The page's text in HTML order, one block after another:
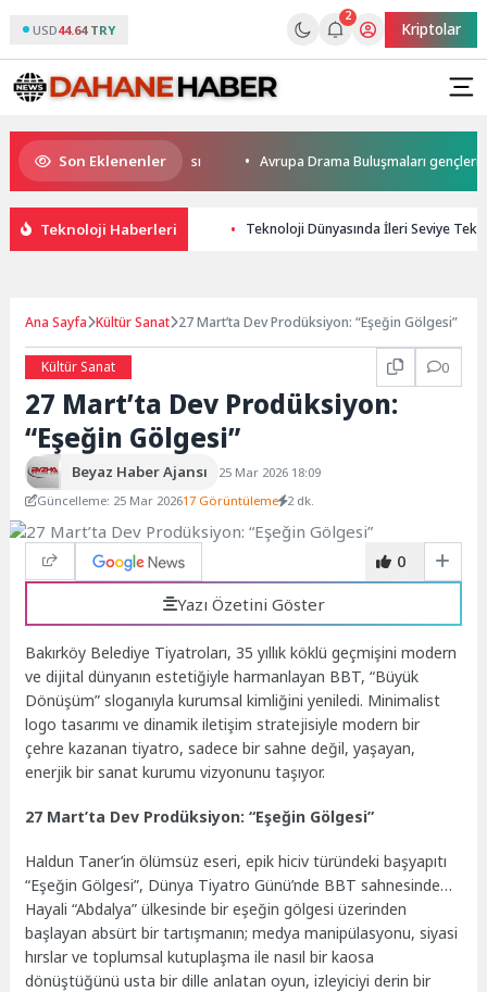
USD44.64 TRY
2
Kriptolar
Son Eklenenler
adresi Düden Balık Çarşısı Avrupa Drama Buluşmaları gençleri
Teknoloji Haberleri Teknoloji Dünyasında İleri Seviye
Ana Sayfa Kültür Sanat 27 Mart’ta Dev Prodüksiyon: “Eşeğin Gölgesi”
Kültür Sanat 0
27 Mart’ta Dev Prodüksiyon:
“Eşeğin Gölgesi”
Beyaz Haber Ajansı
25 Mar 2026 18:09
Güncelleme: 25 Mar 202617 Görüntüleme 2 dk.
0
Yazı Özetini Göster
Bakırköy Belediye Tiyatroları, 35 yıllık köklü geçmişini modern
ve dijital dünyanın estetiğiyle harmanlayan BBT, “Büyük
Dönüşüm” sloganıyla kurumsal kimliğini yeniledi. Minimalist
logo tasarımı ve dinamik iletişim stratejisiyle modern bir
çehre kazanan tiyatro, sadece bir sahne değil, yaşayan,
enerjik bir sanat kurumu vizyonunu taşıyor.
27 Mart’ta Dev Prodüksiyon: “Eşeğin Gölgesi”
Haldun Taner’in ölümsüz eseri, epik hiciv türündeki başyapıtı
“Eşeğin Gölgesi”, Dünya Tiyatro Günü’nde BBT sahnesinde…
Hayali “Abdalya” ülkesinde bir eşeğin gölgesi üzerinden
başlayan absürt bir tartışmanın; medya manipülasyonu, siyasi
hırslar ve toplumsal kutuplaşma ile nasıl bir kaosa
dönüştüğünü usta bir dille anlatan oyun, izleyiciyi derin bir